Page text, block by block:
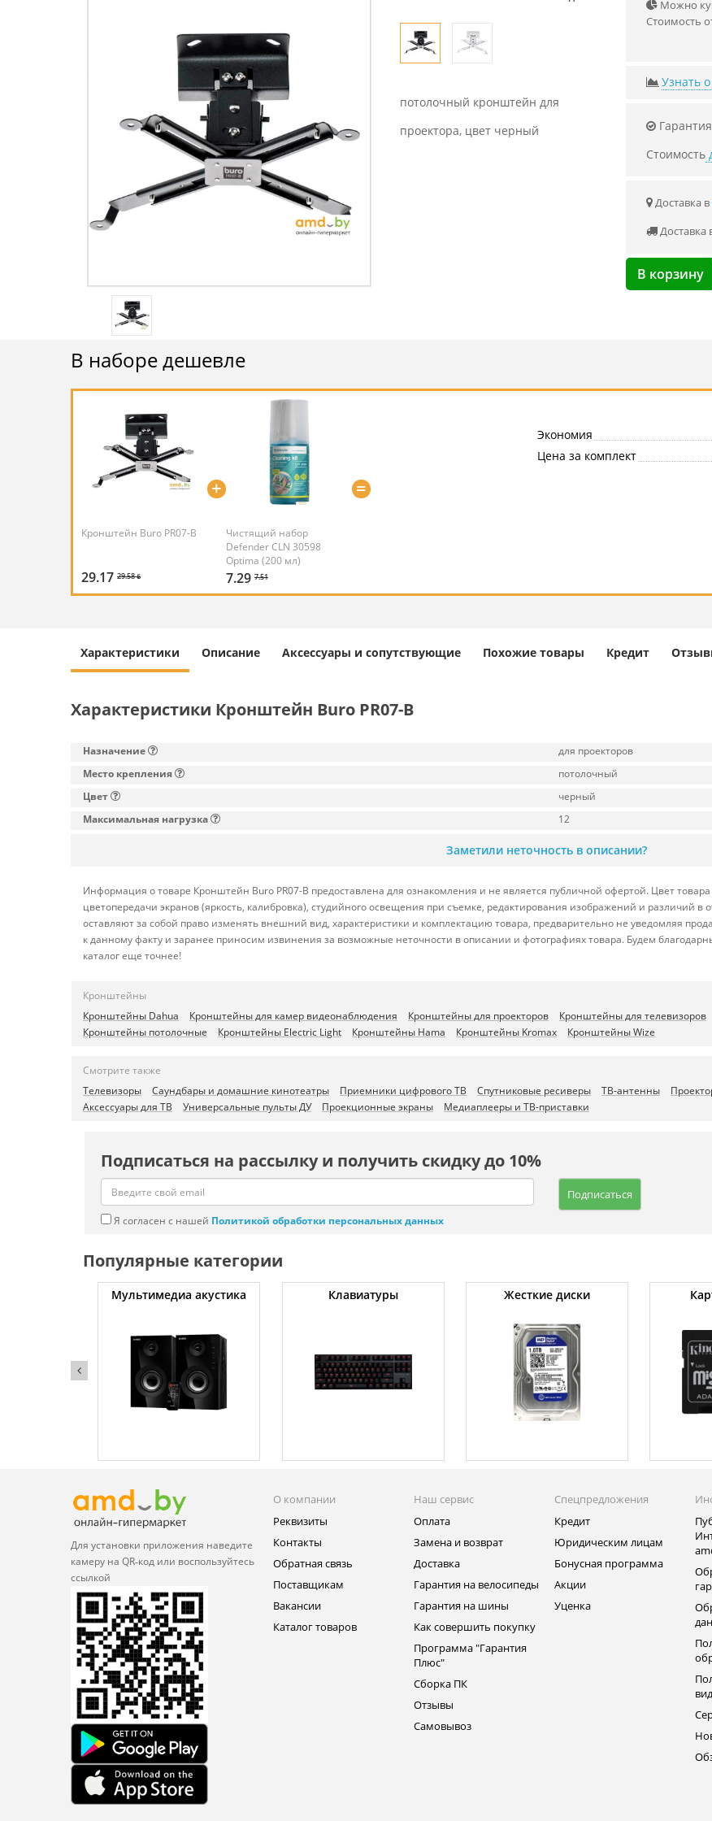
потолочный кронштейн для
проектора, цвет черный
Можно
Стоимость
Узнать
Стоимость
Доставка в
Доставка
В корзину
В наборе дешевле
Кронштейн Buro PR07-B
29.17 29.58 ƃ
+
Чистящий набор
Defender CLN 30598
Optima (200 мл)
7.29 7.51
=
Экономия
Цена за комплект
Характеристики Описание Аксессуары и сопутствующие Похожие товары Кредит
Характеристики Кронштейн Buro PR07-B
Назначение
для проекторов
Место крепления
потолочный
Цвет
черный
Максимальная нагрузка
12
Заметили неточность в описании?
Информация о товаре Кронштейн Buro PR07-B предоставлена для ознакомления и не является публичной офертой. Цвет
цветопередачи экранов (яркость, калибровка), студийного освещения при съемке, редактирования изображений и различий в
оставляют за собой право изменять внешний вид, характеристики и комплектацию товара, предварительно не уведомляя
к данному факту и заранее приносим извинения за возможные неточности в описании и фотографиях товара. Будем
каталог еще точнее!
Кронштейны
Кронштейны Dahua
Кронштейны для камер видеонаблюдения Кронштейны для проекторов Кронштейны для телевизоров
Кронштейны потолочные
Кронштейны Electric Light Кронштейны Hama Кронштейны Kromax Кронштейны Wize
Смотрите также
Телевизоры
Саундбары и домашние кинотеатры Приемники цифрового ТВ Спутниковые ресиверы ТВ-антенны
Аксессуары для ТВ
Универсальные пульты ДУ Проекционные экраны Медиаплееры и ТВ-приставки
Подписаться на рассылку и получить скидку до 10%
Подписаться
Я согласен с нашей Политикой обработки персональных данных
Популярные категории
Мультимедиа акустика Клавиатуры Жесткие диски
Для установки приложения наведите
камеру на QR‑код или воспользуйтесь
ссылкой
О компании
Реквизиты
Контакты
Обратная связь
Поставщикам
Вакансии
Каталог товаров
Наш сервис
Оплата
Замена и возврат
Доставка
Гарантия на велосипеды
Гарантия на шины
Как совершить покупку
Программа "Гарантия
Плюс"
Сборка ПК
Отзывы
Самовывоз
Спецпредложения
Кредит
Юридическим лицам
Бонусная программа
Акции
Уценка